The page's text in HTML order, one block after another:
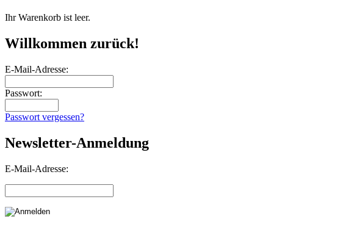
Ihr Warenkorb ist leer.
Willkommen zurück!
E-Mail-Adresse:
Passwort:
Passwort vergessen?
Newsletter-Anmeldung
E-Mail-Adresse: